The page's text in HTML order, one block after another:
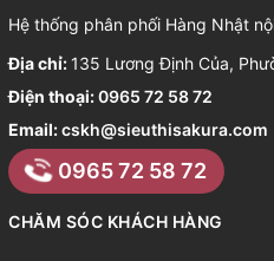
Hệ thống phân phối Hàng Nhật
Địa chỉ: 135 Lương Định Của,
Điện thoại:0965 72 58 72
Email:cskh@sieuthisakura.com
0965 72 58 72
CHĂM SÓC KHÁCH HÀNG